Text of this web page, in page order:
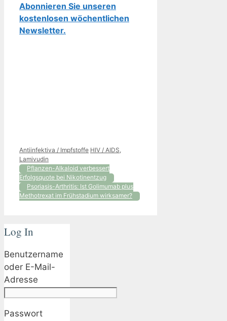
Abonnieren Sie unseren
kostenlosen wöchentlichen
Newsletter.
Kategorien
Antiinfektiva / Impfstoffe Schlagwörter
HIV / AIDS
Lamivudin
Pflanzen-Alkaloid verbessert
Erfolgsquote bei Nikotinentzug
Psoriasis-Arthritis: Ist Golimumab plus
Methotrexat im Frühstadium wirksamer?
Log In
Benutzername
oder E-Mail-
Adresse
Passwort